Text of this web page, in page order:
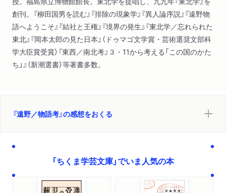
創刊。『柳田国男を読む』『排除の現象学』『異人論序説』『遠野物
語へようこそ』『結社と王権』『境界の発生』『東北学／忘れられた
東北』『岡本太郎の見た日本』（ドゥマゴ文学賞・芸術選奨文部科
学大臣賞受賞）『東西／南北考』３・11から考える「この国のかた
ち」』（新潮選書）等著書多数。
『遠野／物語考』の感想をおくる
「ちくま学芸文庫」でいま人気の本